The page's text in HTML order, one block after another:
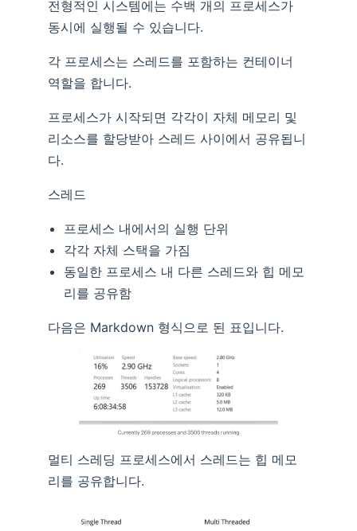
전형적인 시스템에는 수백 개의 프로세스가
동시에 실행될 수 있습니다.
각 프로세스는 스레드를 포함하는 컨테이너
역할을 합니다.
프로세스가 시작되면 각각이 자체 메모리 및
리소스를 할당받아 스레드 사이에서 공유됩니
다.
스레드
프로세스 내에서의 실행 단위
각각 자체 스택을 가짐
동일한 프로세스 내 다른 스레드와 힙 메모
리를 공유함
다음은 Markdown 형식으로 된 표입니다.
멀티 스레딩 프로세스에서 스레드는 힙 메모
리를 공유합니다.